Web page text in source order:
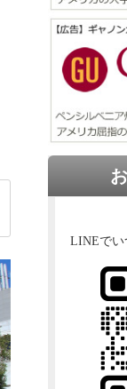
LINEでい